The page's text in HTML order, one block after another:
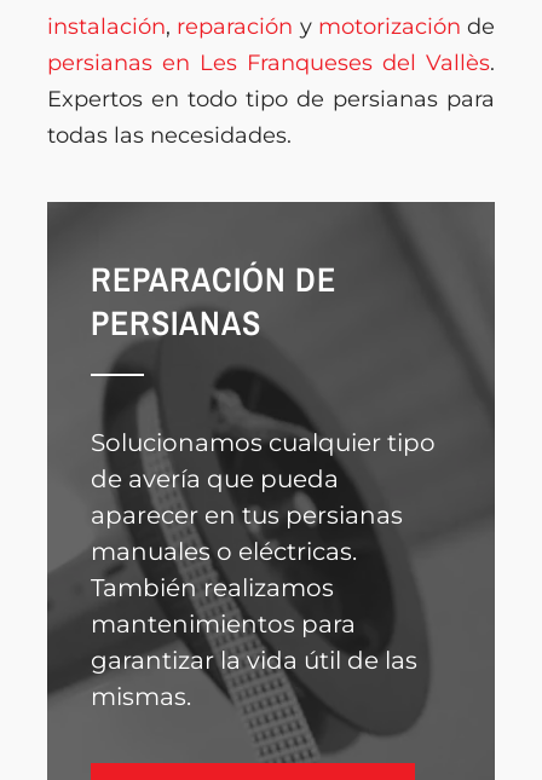
instalación, reparación y motorización de
persianas en Les Franqueses del Vallès.
Expertos en todo tipo de persianas para
todas las necesidades.
REPARACIÓN DE
PERSIANAS
Solucionamos cualquier tipo
de avería que pueda
aparecer en tus persianas
manuales o eléctricas.
También realizamos
mantenimientos para
garantizar la vida útil de las
mismas.